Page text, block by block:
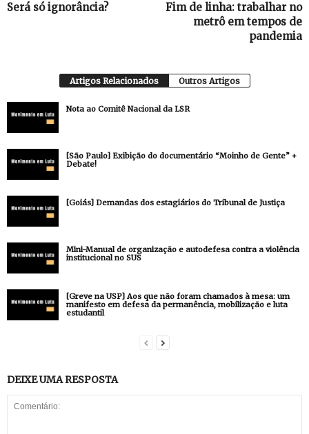
Será só ignorância?
Fim de linha: trabalhar no
metrô em tempos de
pandemia
Artigos Relacionados Outros Artigos
Nota ao Comitê Nacional da LSR
[São Paulo] Exibição do documentário “Moinho de Gente” +
Debate!
[Goiás] Demandas dos estagiários do Tribunal de Justiça
Mini-Manual de organização e autodefesa contra a violência
institucional no SUS
[Greve na USP] Aos que não foram chamados à mesa: um
manifesto em defesa da permanência, mobilização e luta
estudantil
DEIXE UMA RESPOSTA